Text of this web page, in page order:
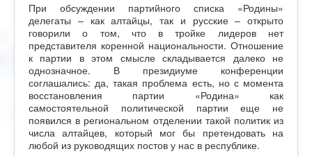
При обсуждении партийного списка «Родины»
делегаты – как алтайцы, так и русские – открыто
говорили о том, что в тройке лидеров нет
представителя коренной национальности. Отношение
к партии в этом смысле складывается далеко не
однозначное. В президиуме конференции
соглашались: да, такая проблема есть, но с момента
восстановления партии «Родина» как
самостоятельной политической партии еще не
появился в региональном отделении такой политик из
числа алтайцев, который мог бы претендовать на
любой из руководящих постов у нас в республике.